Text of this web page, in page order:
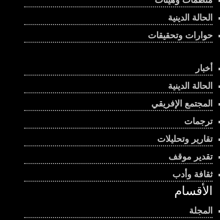
00:03:45
00:00:56
00:01:07
الحالة الدينية
حوارات وتحقيقات
أخبار
الحالة الدينية
المجتمع الإفريقي
ترجمات
تقارير وتحليلات
تقدير موقف
ثقافة وأدب
الأقسام
المجلة